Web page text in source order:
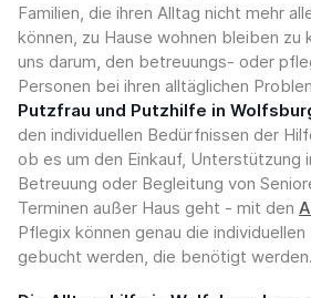
Familien, die ihren Alltag nicht mehr
können, zu Hause wohnen bleiben zu
uns darum, den betreuungs- oder
Personen bei ihren alltäglichen
Putzfrau und Putzhilfe in
den individuellen Bedürfnissen der
ob es um den Einkauf, Unterstützung
Betreuung oder Begleitung von
Terminen außer Haus geht - mit den
Pflegix können genau die
gebucht werden, die benötigt werden.